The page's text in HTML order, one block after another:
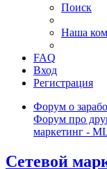
Поиск
Наша
FAQ
Вход
Регистрация
Форум о
Форум про
маркетинг -
Сетевой